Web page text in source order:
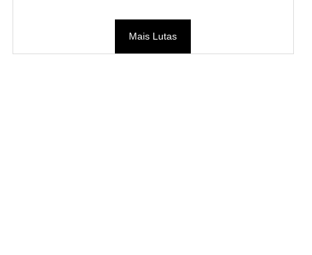
Mais Lutas